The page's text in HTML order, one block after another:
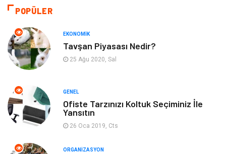
Sağlıklı Yaşam
Otomotiv
Tatil
Yeme & İçme Spor
POPÜLER
EKONOMIK
Tavşan Piyasası Nedir?
25 Ağu 2020, Sal
GENEL
Ofiste Tarzınızı Koltuk Seçiminiz İle
Yansıtın
26 Oca 2019, Cts
ORGANIZASYON